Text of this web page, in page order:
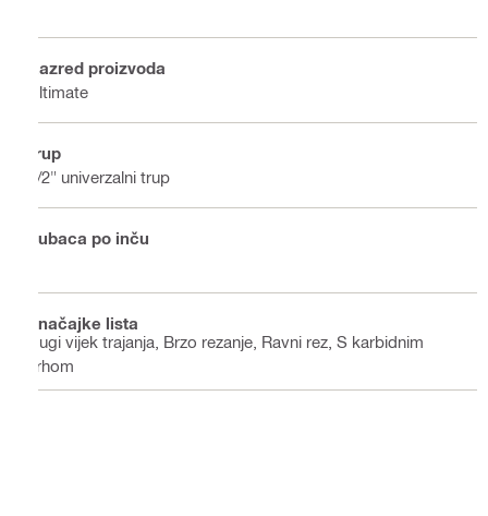
Razred proizvoda
Ultimate
Trup
1/2" univerzalni trup
Zubaca po inču
Značajke lista
Dugi vijek trajanja, Brzo rezanje, Ravni rez, S karbidnim
vrhom